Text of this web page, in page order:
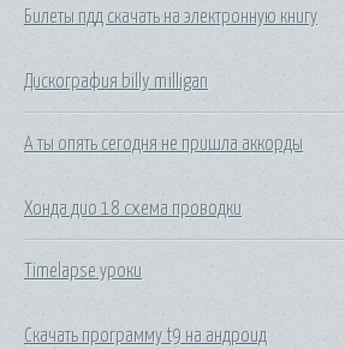
Билеты пдд скачать на электронную книгу
Дискография billy milligan
А ты опять сегодня не пришла аккорды
Хонда дио 18 схема проводки
Timelapse уроки
Скачать программу t9 на андроид